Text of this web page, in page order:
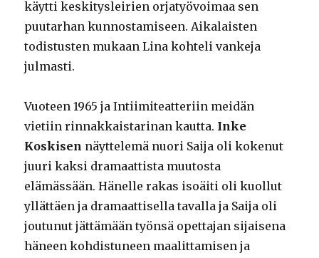
käytti keskitysleirien orjatyövoimaa sen
puutarhan kunnostamiseen. Aikalaisten
todistusten mukaan Lina kohteli vankeja
julmasti.
Vuoteen 1965 ja Intiimiteatteriin meidän
vietiin rinnakkaistarinan kautta. Inke
Koskisen näyttelemä nuori Saija oli kokenut
juuri kaksi dramaattista muutosta
elämässään. Hänelle rakas isoäiti oli kuollut
yllättäen ja dramaattisella tavalla ja Saija oli
joutunut jättämään työnsä opettajan sijaisena
häneen kohdistuneen maalittamisen ja